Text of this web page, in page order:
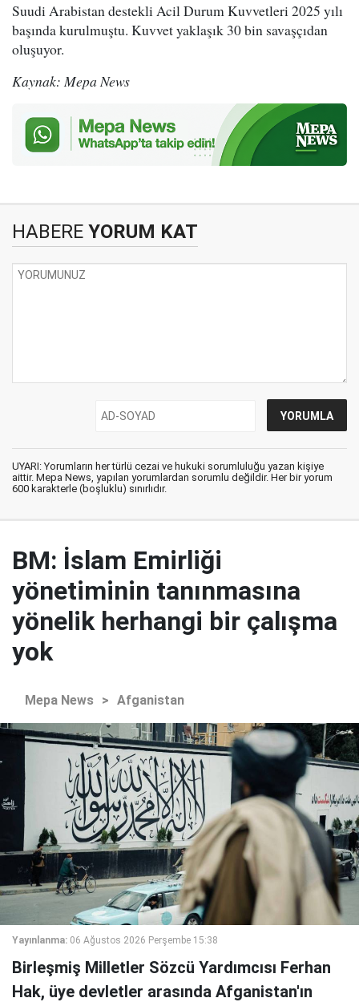
Suudi Arabistan destekli Acil Durum Kuvvetleri 2025 yılı
başında kurulmuştu. Kuvvet yaklaşık 30 bin savaşçıdan
oluşuyor.
Kaynak: Mepa News
HABERE YORUM KAT
UYARI: Yorumların her türlü cezai ve hukuki sorumluluğu yazan kişiye
aittir. Mepa News, yapılan yorumlardan sorumlu değildir. Her bir yorum
600 karakterle (boşluklu) sınırlıdır.
BM: İslam Emirliği
yönetiminin tanınmasına
yönelik herhangi bir çalışma
yok
Mepa News > Afganistan
Yayınlanma: 06 Ağustos 2026 Perşembe 15:38
Birleşmiş Milletler Sözcü Yardımcısı Ferhan
Hak, üye devletler arasında Afganistan'ın